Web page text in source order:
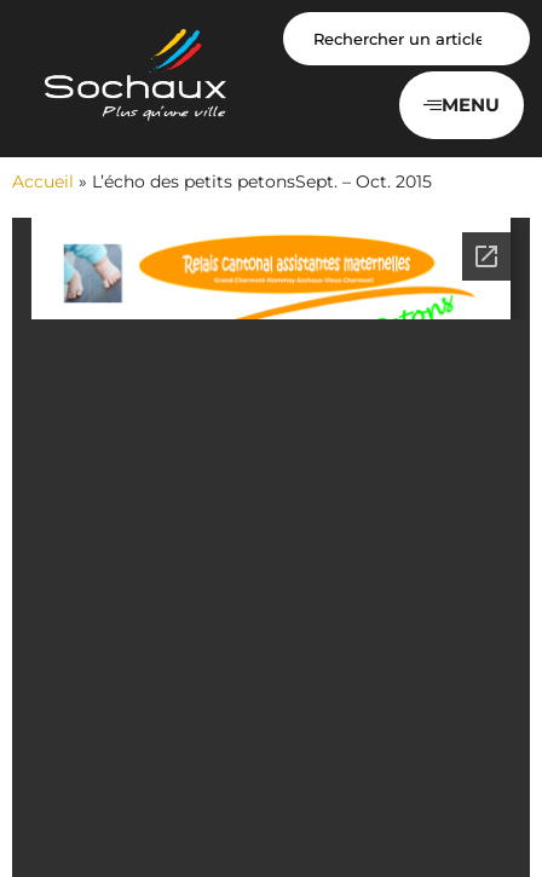
MENU
Accueil » L’écho des petits petonsSept. – Oct. 2015
Panneau de gestion des cookies